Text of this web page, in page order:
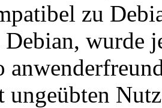
zu
wurde
ungeübten